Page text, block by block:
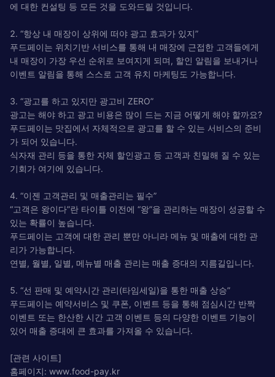
에 대한 컨설팅 등 모든 것을 도와드릴 것입니다.
2. “항상 내 매장이 상위에 떠야 광고 효과가 있지”
푸드페이는 위치기반 서비스를 통해 내 매장에 근접한 고객들에게
내 매장이 가장 우선 순위로 보여지게 되며, 할인 알림을 보내거나
이벤트 알림을 통해 스스로 고객 유치 마케팅도 가능합니다.
3. “광고를 하고 있지만 광고비 ZERO”
광고는 해야 하고 광고 비용은 많이 드는 지금 어떻게 해야 할까요?
푸드페이는 맛집에서 자체적으로 광고를 할 수 있는 서비스의 준비
가 되어 있습니다.
식자재 관리 등을 통한 자체 할인광고 등 고객과 친밀해 질 수 있는
기회가 여기에 있습니다.
4. “이젠 고객관리 및 매출관리는 필수”
“고객은 왕이다”란 타이틀 이전에 “왕”을 관리하는 매장이 성공할 수
있는 확률이 높습니다.
푸드페이는 고객에 대한 관리 뿐만 아니라 메뉴 및 매출에 대한 관
리가 가능합니다.
연별, 월별, 일별, 메뉴별 매출 관리는 매출 증대의 지름길입니다.
5. “선 판매 및 예약시간 관리(타임세일)을 통한 매출 상승”
푸드페이는 예약서비스 및 쿠폰, 이벤트 등을 통해 점심시간 반짝
이벤트 또는 한산한 시간 고객 이벤트 등의 다양한 이벤트 기능이
있어 매출 증대에 큰 효과를 가져올 수 있습니다.
[관련 사이트]
홈페이지: www.food-pay.kr